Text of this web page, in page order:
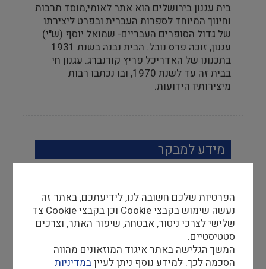
בית עגנון בירושלים הוא אתר לאומי,מוסד תרבות
וחינוך המיוחד לספרות העברית ובפרט ליצירתו
של גדול הסופרים העבריים- שמואל יוסף (ש"י)
עגנון, זוכה פרס נובל. הבית נבנה בשנת 1931
בתכנונו של האדריכל פריץ קורנברג. עגנון חי
בבית זה עד לשנת 1970, ובו נכתבו רבות
מיצירותיו הידועות.
מידע למבקר
09:00-12:00
טלפון
02-6716498
הפרטיות שלכם חשובה לנו, לידיעתכם, באתר זה
נעשה שימוש בקבצי Cookie וכן בקבצי Cookie צד
שלישי לצרכי ניטור, אבטחה, שיפור האתר, וצרכים
סטטיסטיים.
המשך הגלישה באתר איגוד המוזאונים מהווה
הסכמה לכך. למידע נוסף ניתן לעייןבמדיניות